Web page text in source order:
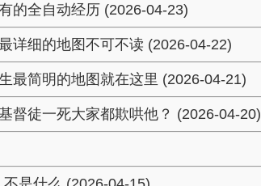
的全自动经历 (2026-04-23)
详细的地图不可不读 (2026-04-22)
最简明的地图就在这里 (2026-04-21)
督徒一死大家都欺哄他？ (2026-04-20)